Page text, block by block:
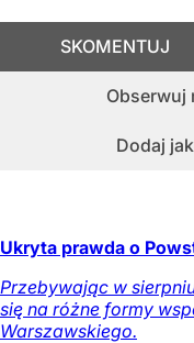
Obserwuj
Dodaj
SKOMENTUJ
Ukryta prawda o
Przebywając w
się na różne formy
Warszawskiego.